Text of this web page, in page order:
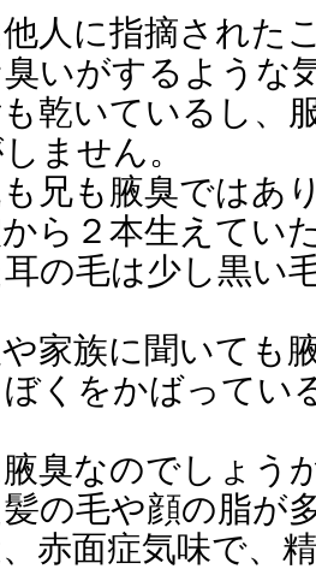
人に指摘された
臭いがするような
乾いているし、
ません。
兄も腋臭ではあ
ら２本生えてい
耳の毛は少し黒い
家族に聞いても
くをかばってい
臭なのでしょう
髪の毛や顔の脂が
赤面症気味で、